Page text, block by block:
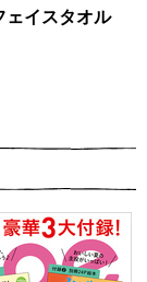
ェイスタオル